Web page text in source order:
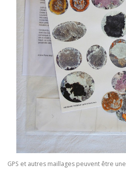
GPS et autres maillages peuvent être